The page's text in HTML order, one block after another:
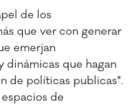
de los
que ver con generar
emerjan
dinámicas que hagan
de políticas publicas".
de